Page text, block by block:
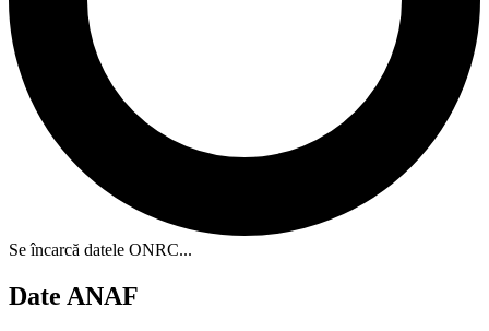
Se încarcă datele ONRC...
Date ANAF